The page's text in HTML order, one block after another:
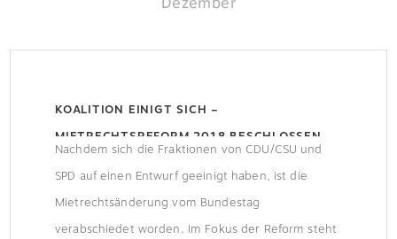
KOALITION EINIGT SICH –
MIETRECHTSREFORM 2018 BESCHLOSSEN
Nachdem sich die Fraktionen von CDU/CSU und
SPD auf einen Entwurf geeinigt haben, ist die
Mietrechtsänderung vom Bundestag
verabschiedet worden. Im Fokus der Reform steht